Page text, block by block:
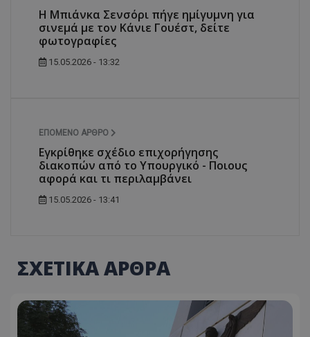
H Μπιάνκα Σενσόρι πήγε ημίγυμνη για
σινεμά με τον Κάνιε Γουέστ, δείτε
φωτογραφίες
15.05.2026 - 13:32
ΕΠΌΜΕΝΟ ΆΡΘΡΟ
Εγκρίθηκε σχέδιο επιχορήγησης
διακοπών από το Υπουργικό - Ποιους
αφορά και τι περιλαμβάνει
15.05.2026 - 13:41
ΣΧΕΤΙΚΑ ΑΡΘΡΑ